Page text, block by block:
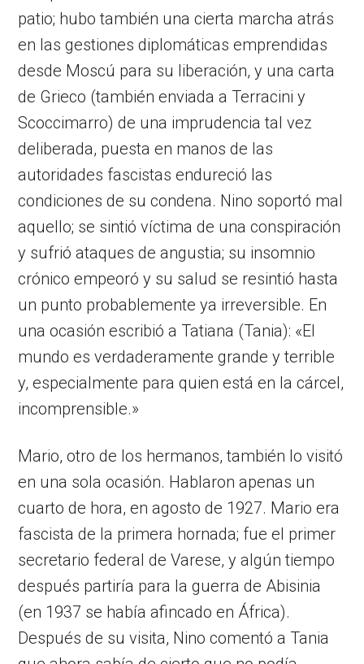
patio; hubo también una cierta marcha atrás
en las gestiones diplomáticas emprendidas
desde Moscú para su liberación, y una carta
de Grieco (también enviada a Terracini y
Scoccimarro) de una imprudencia tal vez
deliberada, puesta en manos de las
autoridades fascistas endureció las
condiciones de su condena. Nino soportó mal
aquello; se sintió víctima de una conspiración
y sufrió ataques de angustia; su insomnio
crónico empeoró y su salud se resintió hasta
un punto probablemente ya irreversible. En
una ocasión escribió a Tatiana (Tania): «El
mundo es verdaderamente grande y terrible
y, especialmente para quien está en la cárcel,
incomprensible.»
Mario, otro de los hermanos, también lo visitó
en una sola ocasión. Hablaron apenas un
cuarto de hora, en agosto de 1927. Mario era
fascista de la primera hornada; fue el primer
secretario federal de Varese, y algún tiempo
después partiría para la guerra de Abisinia
(en 1937 se había afincado en África).
Después de su visita, Nino comentó a Tania